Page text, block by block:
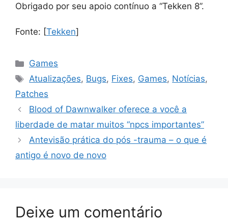
Obrigado por seu apoio contínuo a “Tekken 8”.
Fonte: [Tekken]
Categorias
Games
Tags
Atualizações, Bugs, Fixes, Games, Notícias,
Patches
Blood of Dawnwalker oferece a você a
liberdade de matar muitos “npcs importantes”
Antevisão prática do pós -trauma – o que é
antigo é novo de novo
Deixe um comentário